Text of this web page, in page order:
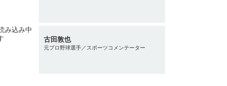
古田敦也
元プロ野球選手／スポーツコメンテーター